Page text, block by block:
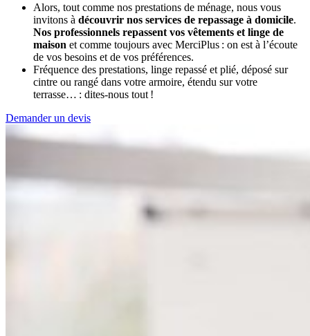
Alors, tout comme nos prestations de ménage, nous vous
invitons à découvrir nos services de repassage à domicile.
Nos professionnels repassent vos vêtements et linge de
maison et comme toujours avec MerciPlus : on est à l’écoute
de vos besoins et de vos préférences.
Fréquence des prestations, linge repassé et plié, déposé sur
cintre ou rangé dans votre armoire, étendu sur votre
terrasse… : dites-nous tout !
Demander un devis